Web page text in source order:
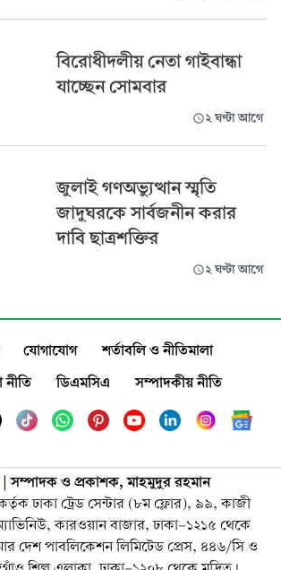
বিরোধীদলীয় নেতা গাইবান্ধা
যাচ্ছেন সোমবার
২ ঘণ্টা আগে
জুলাই গণঅভ্যুত্থান স্মৃতি
জাদুঘরকে সার্বজনীন করার
দাবি ছাত্রশক্তির
২ ঘণ্টা আগে
যোগাযোগ
শর্তাবলি ও নীতিমালা
ডিএমসিএ সম্পাদকীয় নীতি
| সম্পাদক ও প্রকাশক, মাহমুদুর রহমান
ঢাকা ট্রেড সেন্টার (৮ম ফ্লোর), ৯৯, কাজী
কারওয়ান বাজার, ঢাকা-১২১৫ থেকে
দেশ পাবলিকেশন লিমিটেড প্রেস, ৪৪৬/সি ও